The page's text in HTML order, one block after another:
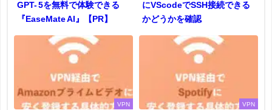
GPT- 5を無料で体験できる
『EaseMate AI』【PR】
にVScodeでSSH接続できる
かどうかを確認
VPN VPN